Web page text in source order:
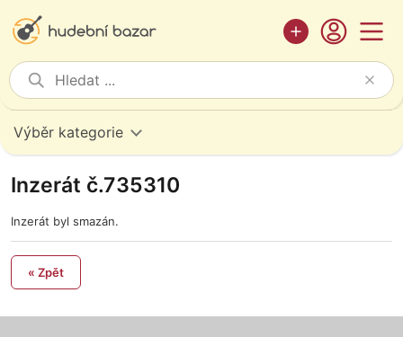
Výběr kategorie
Inzerát č.735310
Inzerát byl smazán.
« Zpět